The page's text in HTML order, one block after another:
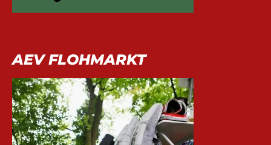
AEV FLOHMARKT